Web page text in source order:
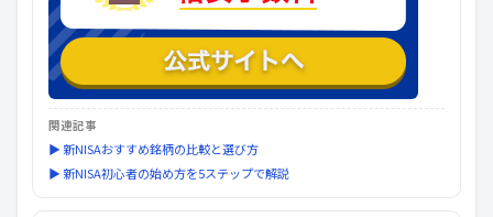
関連記事
▶ 新NISAおすすめ銘柄の比較と選び方
▶ 新NISA初心者の始め方を5ステップで解説